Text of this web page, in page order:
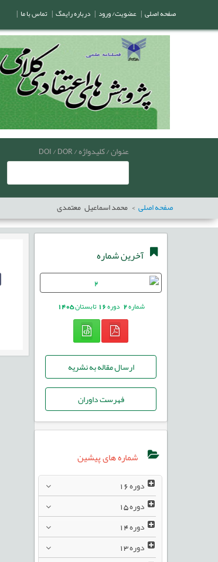
عنوان / کلیدواژه / DOI / DOR
صفحه اصلی محمد اسماعیل معتمدی
آخرین شماره
شماره2 دوره16تابستان1405
ارسال مقاله به نشریه
فهرست داوران
شماره های پیشین
دوره
دوره
دوره
دوره
صفحه اصلی | عضویت/ ورود | درباره رایمگ | تماس با ما |